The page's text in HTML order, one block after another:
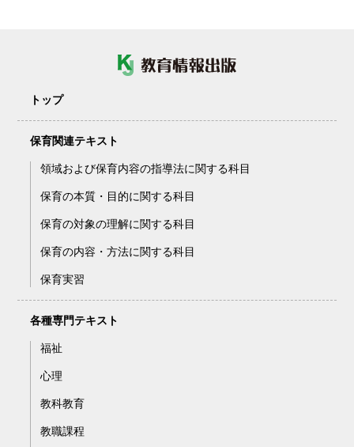
トップ
保育関連テキスト
領域および保育内容の指導法に関する科目
保育の本質・目的に関する科目
保育の対象の理解に関する科目
保育の内容・方法に関する科目
保育実習
各種専門テキスト
福祉
心理
教科教育
教職課程